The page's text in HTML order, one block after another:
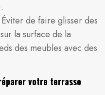
Éviter de faire glisser des
la surface de la
des meubles avec des
votre terrasse